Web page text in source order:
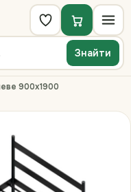
Знайти
900х1900